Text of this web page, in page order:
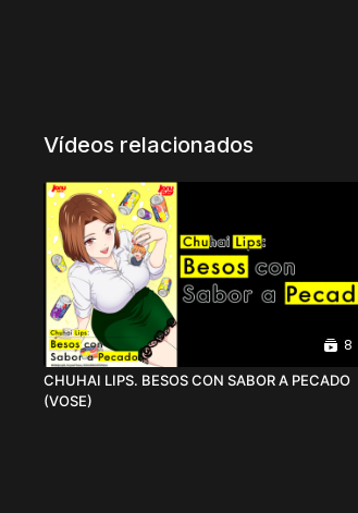
Vídeos relacionados
8
CHUHAI LIPS. BESOS CON SABOR A PECADO
(VOSE)